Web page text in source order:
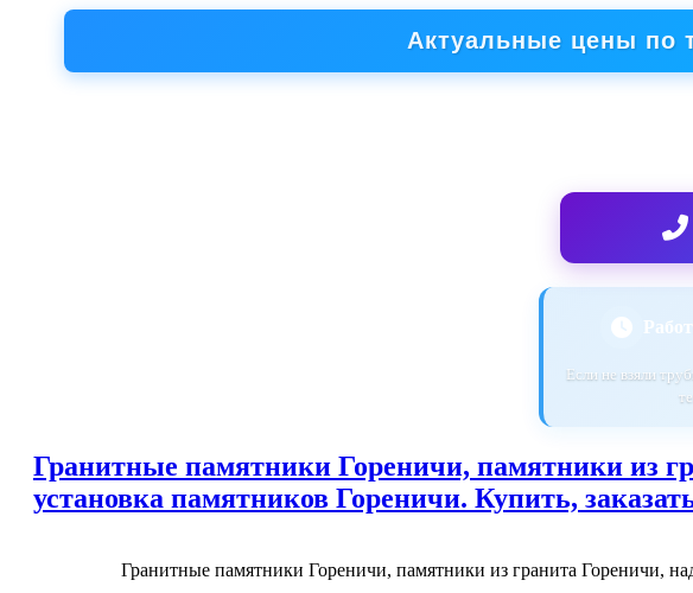
Актуальные цены по
Если не взяли
Гранитные памятники Гореничи, памятники из
установка памятников Гореничи. Купить,
Гранитные памятники Гореничи, памятники из гранита Гореничи,